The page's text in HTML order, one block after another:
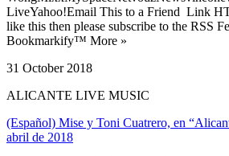
LiveYahoo!Email This to a Friend Link
like this then please subscribe to the RSS
Bookmarkify™ More »
31 October 2018
ALICANTE LIVE MUSIC
(Español) Mise y Toni Cuatrero, en
abril de 2018